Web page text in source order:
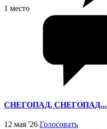
1 место
СНЕГОПАД, СНЕГОПАД...
12 мая '26 Голосовать